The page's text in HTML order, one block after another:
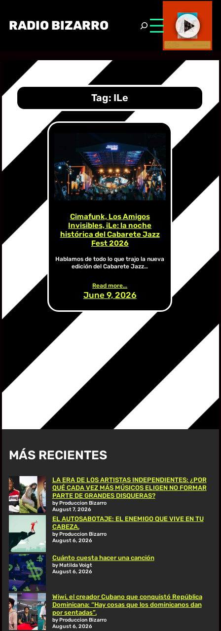
RADIO BIZARRO
Tag: ILe
Cimafunk, Los Amigos
Invisibles, iLe: la noche
histórica del Cabarete Jazz
Fest 2026
Hablamos de todo lo que trajo la nueva
edición del Cabarete Jazz…
Read more...
June 9, 2026
MÁS RECIENTES
LA ERA DE LOS ARTISTAS INDEPENDIENTES: ¿POR
QUÉ CADA VEZ MÁS MÚSICOS ELIGEN NO FORMAR
PARTE DE GRANDES DISQUERAS?
by Produccion Bizarro
August 7, 2026
EL AUTOSABOTAJE: EL ENEMIGO QUE VIVE EN TU
CABEZA.
by Produccion Bizarro
August 6, 2026
Cuánto cuesta hacer una canción
by Matilda Voigt
August 6, 2026
Wiwi, el creador Cubano que conquistó República
Dominicana: “Hay cosas que los dominicanos dan
por sentadas”.
by Produccion Bizarro
August 6, 2026